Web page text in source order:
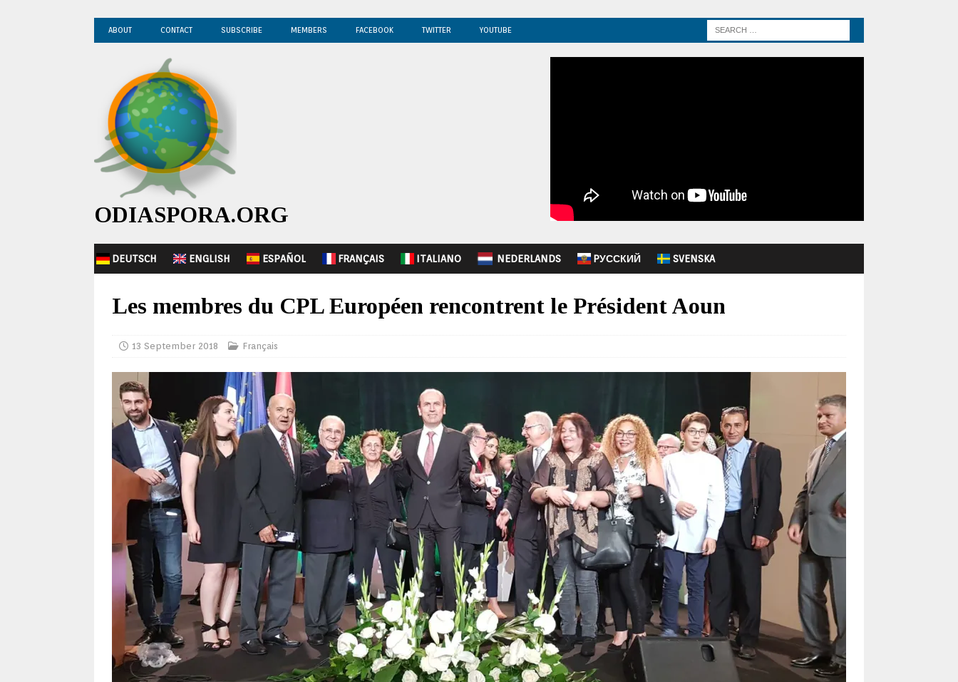
ABOUT CONTACT SUBSCRIBE MEMBERS FACEBOOK TWITTER YOUTUBE
ODIASPORA.ORG
DEUTSCH ENGLISH ESPAÑOL FRANÇAIS ITALIANO NEDERLANDS PУССКИЙ SVENSKA
Les membres du CPL Européen rencontrent le Président Aoun
13 September 2018 Français